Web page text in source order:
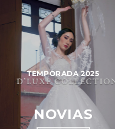
TEMPORADA 2025
NOVIAS